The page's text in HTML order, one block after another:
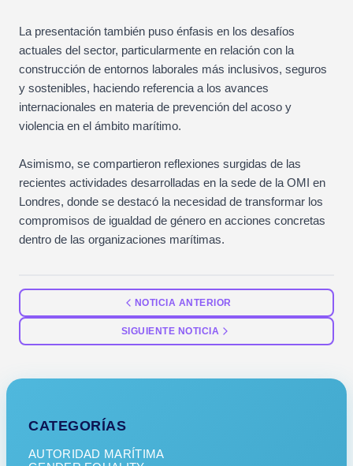
La presentación también puso énfasis en los desafíos
actuales del sector, particularmente en relación con la
construcción de entornos laborales más inclusivos, seguros
y sostenibles, haciendo referencia a los avances
internacionales en materia de prevención del acoso y
violencia en el ámbito marítimo.
Asimismo, se compartieron reflexiones surgidas de las
recientes actividades desarrolladas en la sede de la OMI en
Londres, donde se destacó la necesidad de transformar los
compromisos de igualdad de género en acciones concretas
dentro de las organizaciones marítimas.
NOTICIA ANTERIOR
SIGUIENTE NOTICIA
CATEGORÍAS
AUTORIDAD MARÍTIMA